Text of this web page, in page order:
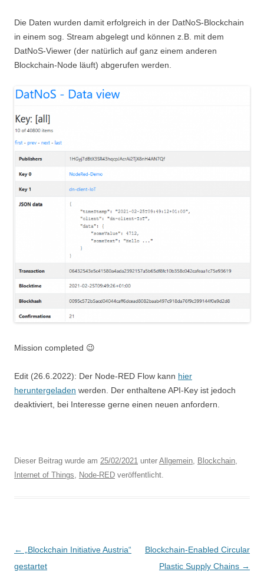
Die Daten wurden damit erfolgreich in der DatNoS-Blockchain
in einem sog. Stream abgelegt und können z.B. mit dem
DatNoS-Viewer (der natürlich auf ganz einem anderen
Blockchain-Node läuft) abgerufen werden.
Mission completed 😉
Edit (26.6.2022): Der Node-RED Flow kann hier
heruntergeladen werden. Der enthaltene API-Key ist jedoch
deaktiviert, bei Interesse gerne einen neuen anfordern.
Dieser Beitrag wurde am 25/02/2021 unter Allgemein, Blockchain,
Internet of Things, Node-RED veröffentlicht.
B
e
← „Blockchain Initiative Austria“
gestartet
Blockchain-Enabled Circular
Plastic Supply Chains →